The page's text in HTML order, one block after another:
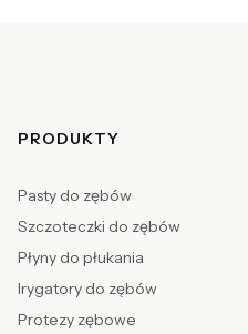
Linki w stopce
PRODUKTY
Pasty do zębów
Szczoteczki do zębów
Płyny do płukania
Irygatory do zębów
Protezy zębowe